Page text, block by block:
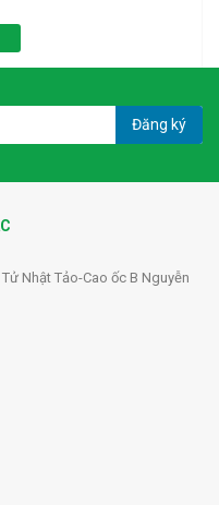
Đăng ký
Nhật Tảo-Cao ốc B Nguyễn